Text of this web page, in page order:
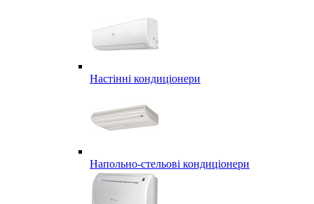
Настінні кондиціонери
Напольно-стельові кондиціонери